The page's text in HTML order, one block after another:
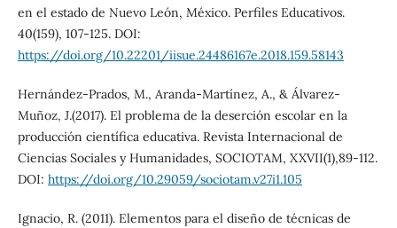
en el estado de Nuevo León, México. Perfiles Educativos.
40(159), 107-125. DOI:
https://doi.org/10.22201/iisue.24486167e.2018.159.58143
Hernández-Prados, M., Aranda-Martínez, A., & Álvarez-
Muñoz, J.(2017). El problema de la deserción escolar en la
producción científica educativa. Revista Internacional de
Ciencias Sociales y Humanidades, SOCIOTAM, XXVII(1),89-112.
DOI: https://doi.org/10.29059/sociotam.v27i1.105
Ignacio, R. (2011). Elementos para el diseño de técnicas de